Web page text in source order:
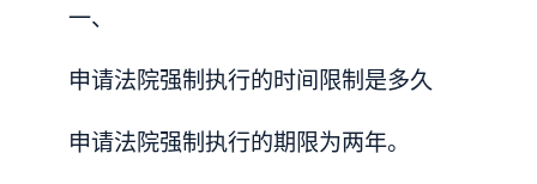
一、
申请法院强制执行的时间限制是多久
申请法院强制执行的期限为两年。